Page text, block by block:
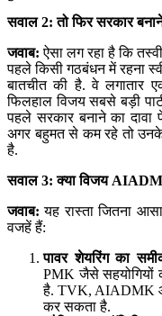
सवाल 2: तो फिर सरकार
जवाब: ऐसा लग रहा है कि
पहले किसी गठबंधन में रहना
बातचीत की है. वे लगातार
फिलहाल विजय सबसे बड़ी
पहले सरकार बनाने का
अगर बहुमत से कम रहे तो
है.
सवाल 3: क्या विजय
जवाब: यह रास्ता जितना
वजहें हैं:
पावर शेयरिंग का
PMK जैसे सहयोगियों
है. TVK, AIADMK
कर सकता है.